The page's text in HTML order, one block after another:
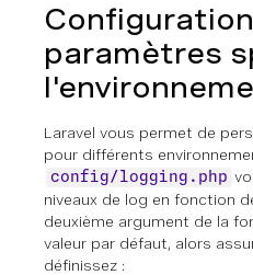
paramètres
Laravel vous permet de
pour différents
config/logging.php
niveaux de log en fonction
deuxième argument de la
valeur par défaut, alors
définissez :